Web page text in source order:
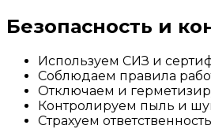
Безопасность и
Используем СИЗ и
Соблюдаем правила
Отключаем и
Контролируем пыль и
Страхуем